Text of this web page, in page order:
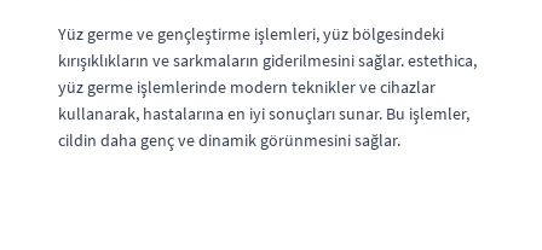
Yüz germe ve gençleştirme işlemleri, yüz bölgesindeki
kırışıklıkların ve sarkmaların giderilmesini sağlar. estethica,
yüz germe işlemlerinde modern teknikler ve cihazlar
kullanarak, hastalarına en iyi sonuçları sunar. Bu işlemler,
cildin daha genç ve dinamik görünmesini sağlar.